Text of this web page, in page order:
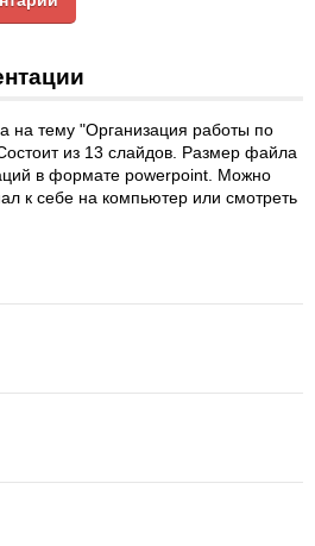
на тему "Организация работы по
из 13 слайдов. Размер файла
в формате powerpoint. Можно
к себе на компьютер или смотреть